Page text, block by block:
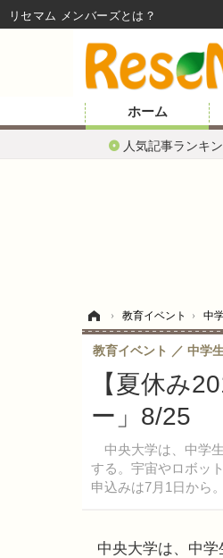
ホーム
人気記事ランキ
› 教育イベント › 中
【夏休み
ー」8/25
中央大学は、中学
する。宇宙やロボッ
申込みは7月1日から
教育イベント 中学生
中央大学は、中学
リセマム メンバーズ